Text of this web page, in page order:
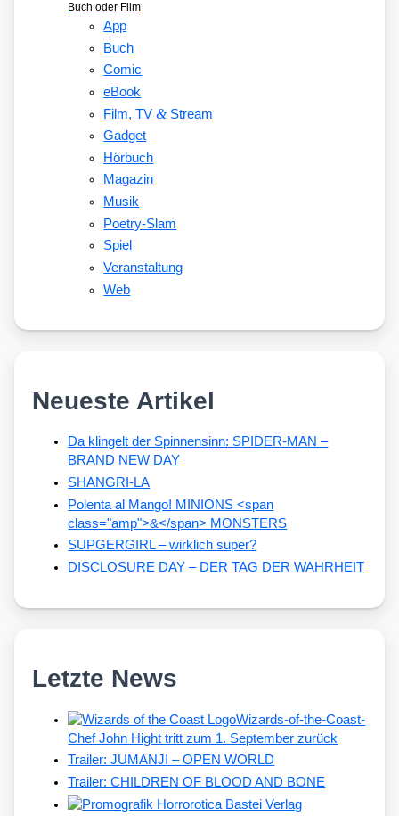
Buch oder Film
App
Buch
Comic
eBook
Film, TV&Stream
Gadget
Hörbuch
Magazin
Musik
Poetry-Slam
Spiel
Veranstaltung
Web
Neueste Artikel
Da klingelt der Spinnensinn: SPIDER-MAN –
BRAND NEW DAY
SHANGRI-LA
Polenta al Mango! MINIONS <span
class="amp">&</span> MONSTERS
SUPGERGIRL – wirklich super?
DISCLOSURE DAY – DER TAG DER WAHRHEIT
Letzte News
Wizards-of-the-Coast-
Chef John Hight tritt zum 1. September zurück
Trailer: JUMANJI – OPEN WORLD
Trailer: CHILDREN OF BLOOD AND BONE